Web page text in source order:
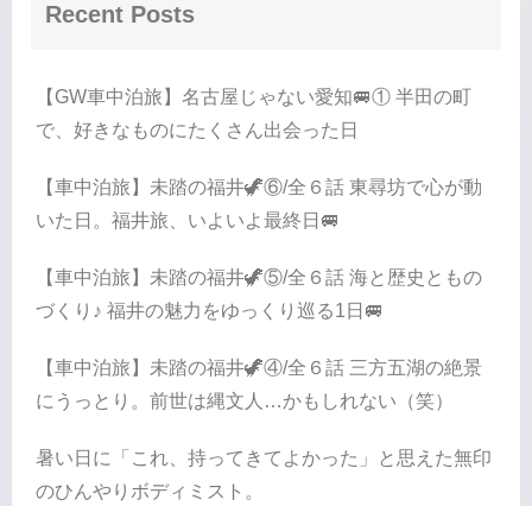
Recent Posts
【GW車中泊旅】名古屋じゃない愛知🚐① 半田の町
で、好きなものにたくさん出会った日
【車中泊旅】未踏の福井🦖⑥/全６話 東尋坊で心が動
いた日。福井旅、いよいよ最終日🚐
【車中泊旅】未踏の福井🦖⑤/全６話 海と歴史ともの
づくり♪ 福井の魅力をゆっくり巡る1日🚐
【車中泊旅】未踏の福井🦖④/全６話 三方五湖の絶景
にうっとり。前世は縄文人…かもしれない（笑）
暑い日に「これ、持ってきてよかった」と思えた無印
のひんやりボディミスト。